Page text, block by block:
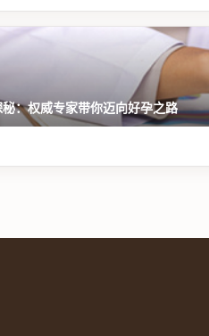
：权威专家带你迈向好孕之路